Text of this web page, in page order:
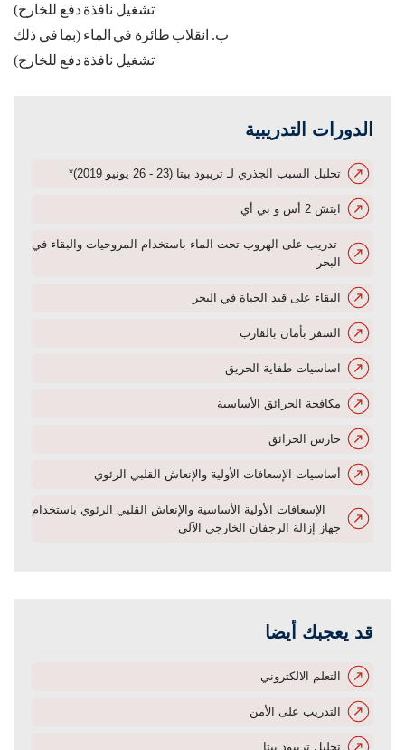
الدورات التدريبية
تحليل السبب الجذري لـ تريبود بيتا (23 - 26 يونيو 2019)*
ايتش 2 أس و بي أي
تدريب على الهروب تحت الماء باستخدام المروحيات والبقاء في
البحر
البقاء على قيد الحياة في البحر
السفر بأمان بالقارب
اساسيات طفاية الحريق
مكافحة الحرائق الأساسية
حارس الحرائق
أساسيات الإسعافات الأولية والإنعاش القلبي الرئوي
الإسعافات الأولية الأساسية والإنعاش القلبي الرئوي باستخدام
جهاز إزالة الرجفان الخارجي الآلي
قد يعجبك أيضا
التعلم الالكتروني
التدريب على الأمن
تحليل تريبود بيتا
تشغيل نافذة دفع للخارج)
ب. انقلاب طائرة في الماء (بما في ذلك
تشغيل نافذة دفع للخارج)